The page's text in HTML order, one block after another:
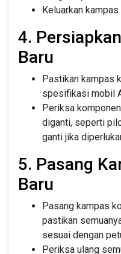
Keluarkan
4.
Baru
Pastikan kampas
spesifikasi mobil
Periksa
diganti, seperti
ganti jika
5. Pasang
Baru
Pasang kampas
pastikan
sesuai dengan
Periksa ulang